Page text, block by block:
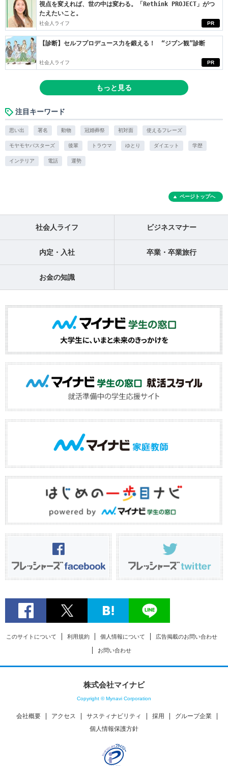
PR
視点を変えれば、世の中は変わる。「Rethink PROJECT」がつ
たえたいこと。
社会人ライフ
PR
【診断】セルフプロデュース力を鍛える！ “ジブン観”診断
社会人ライフ
もっと見る
注目キーワード
思い出 署名 動物 冠婚葬祭 初対面 使えるフレーズ
モヤモヤバスターズ 後輩 トラウマ ゆとり ダイエット 学歴
インテリア 電話 運勢
ページトップへ
社会人ライフ ビジネスマナー
内定・入社 卒業・卒業旅行
お金の知識
このサイトについて 利用規約 個人情報について 広告掲載のお問い合わせ
お問い合わせ
株式会社マイナビ
Copyright © Mynavi Corporation
会社概要 アクセス サスティナビリティ 採用
グループ企業
個人情報保護方針